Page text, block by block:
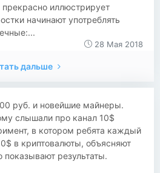
иллюстрирует
начинают употреблять
28 Мая 2018
дальше
руб. и новейшие майнеры.
слышали про канал 10$
в котором ребята каждый
в криптовалюты, объясняют
результаты.